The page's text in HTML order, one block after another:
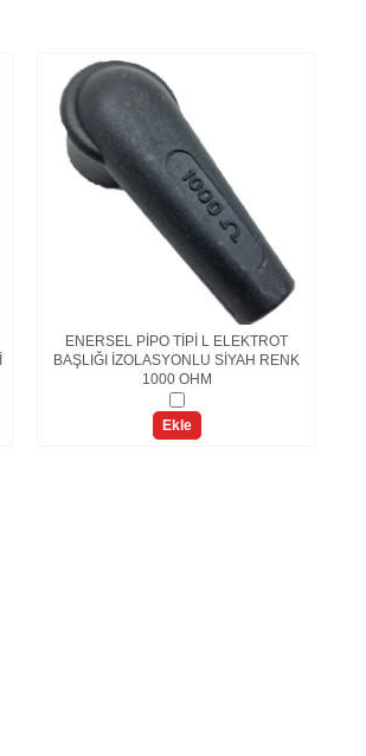
ENERSEL PİPO TİPİ L ELEKTROT
BAŞLIĞI İZOLASYONLU SİYAH RENK
1000 OHM
Ekle